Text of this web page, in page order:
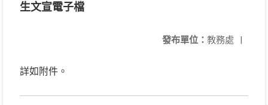
生文宣電子檔
發布單位： 教務處 |
詳如附件。